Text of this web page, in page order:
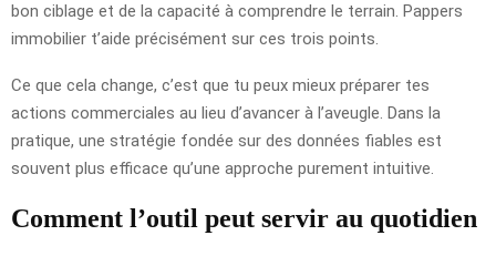
bon ciblage et de la capacité à comprendre le terrain. Pappers
immobilier t’aide précisément sur ces trois points.
Ce que cela change, c’est que tu peux mieux préparer tes
actions commerciales au lieu d’avancer à l’aveugle. Dans la
pratique, une stratégie fondée sur des données fiables est
souvent plus efficace qu’une approche purement intuitive.
Comment l’outil peut servir au quotidien